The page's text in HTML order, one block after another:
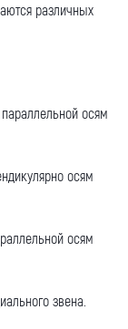
различных
осям
осям
осям
звена.